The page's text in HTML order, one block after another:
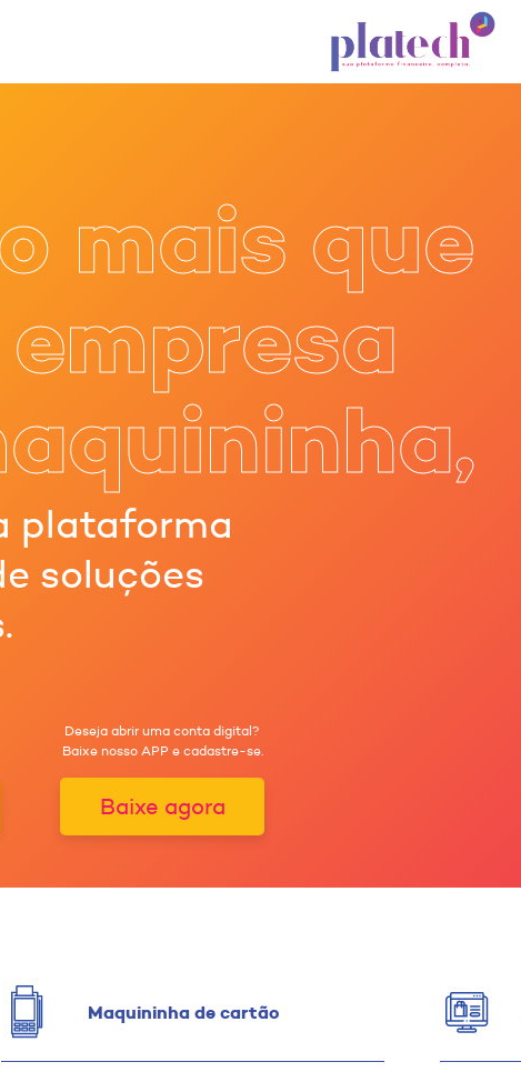
Conta
mais que
plataforma
soluções
Deseja abrir uma conta digital?
Baixe nosso APP e cadastre-se.
Baixe agora
Maquininha de cartão